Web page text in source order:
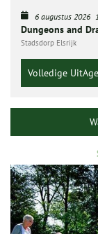
6 augustus 2026
Dungeons and
Stadsdorp Elsrijk
Volledige